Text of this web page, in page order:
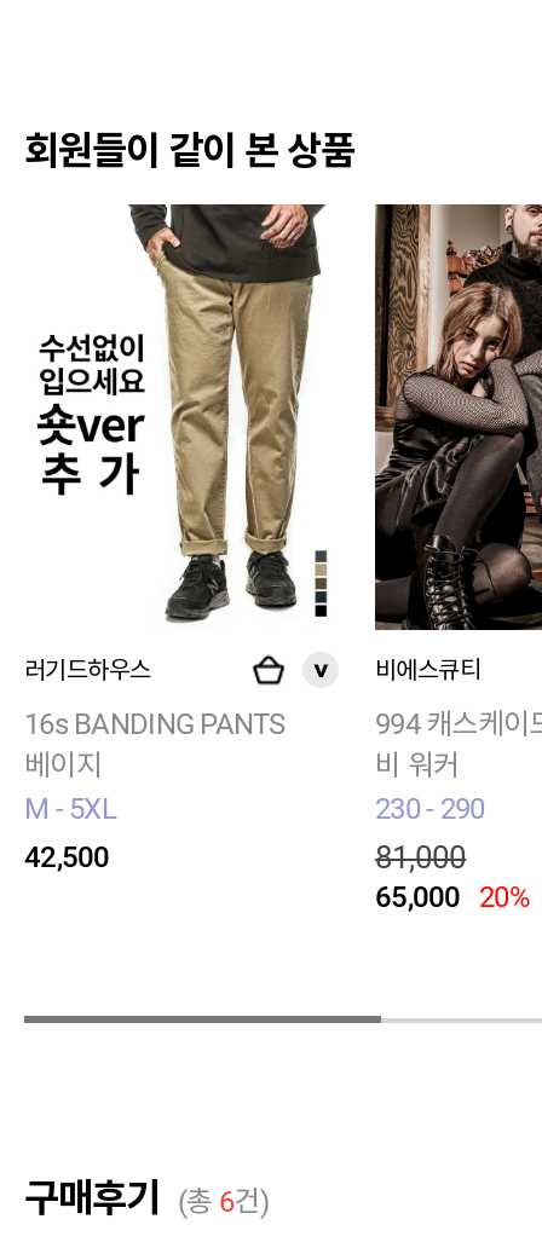
회원들이 같이 본 상품
러기드하우스
16s BANDING PANTS
베이지
M - 5XL
42,500
비에스큐티
994 캐스케이
비 워커
230 - 290
81,000
65,000 20%
구매후기 (총 6건)